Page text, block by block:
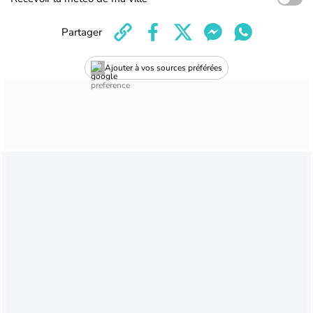
Ajouter à vos sources préférées
Partager